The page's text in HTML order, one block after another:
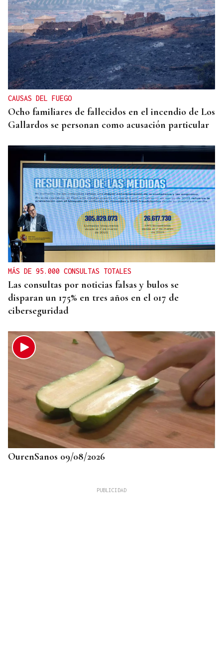
ORÁCULO DAS BURGAS
Horóscopo del día: lunes, 10 de agosto
CAUSAS DEL FUEGO
Ocho familiares de fallecidos en el incendio de Los
Gallardos se personan como acusación particular
MÁS DE 95.000 CONSULTAS TOTALES
Las consultas por noticias falsas y bulos se
disparan un 175% en tres años en el 017 de
ciberseguridad
OurenSanos 09/08/2026